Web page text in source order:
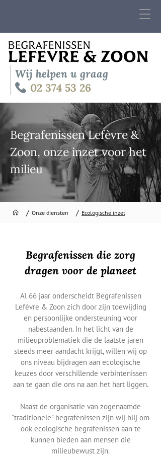
Wij helpen u graag
02 374 53 26
Begrafenissen Lefèvre &
Zoon, onze inzet voor het
milieu
/ Onze diensten / Ecologische inzet
Begrafenissen die zorg
dragen voor de planeet
Al 66 jaar onderscheidt Begrafenissen
Lefèvre & Zoon zich door zijn toewijding
en persoonlijke ondersteuning voor
nabestaanden. In het licht van de
milieuproblematiek die de laatste jaren
steeds meer aandacht krijgt, willen wij op
ons niveau bijdragen aan ecologische
keuzes door verschillende verbintenissen
aan te gaan die ons na aan het hart liggen.
Naast de organisatie van zogenaamde
"traditionele" begrafenissen zijn wij blij om
ook ecologische begrafenissen aan te
kunnen bieden aan mensen die
milieubewust zijn.